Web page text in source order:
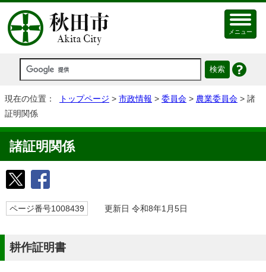
メニュー
現在の位置： トップページ > 市政情報 > 委員会 > 農業委員会 > 諸
証明関係
諸証明関係
ページ番号1008439 更新日 令和8年1月5日
耕作証明書